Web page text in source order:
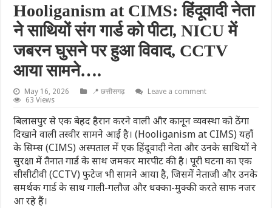
Hooliganism at CIMS: हिंदूवादी नेता
ने साथियों संग गार्ड को पीटा, NICU में
जबरन घुसने पर हुआ विवाद, CCTV
आया सामने….
May 16, 2026 📍 छत्तीसगढ़
Leave a comment
63 Views
बिलासपुर से एक बेहद हैरान करने वाली और कानून व्यवस्था को ठेंगा
दिखाने वाली तस्वीर सामने आई है। (Hooliganism at CIMS) यहाँ
के सिम्स (CIMS) अस्पताल में एक हिंदूवादी नेता और उनके साथियों ने
सुरक्षा में तैनात गार्ड के साथ जमकर मारपीट की है। पूरी घटना का एक
सीसीटीवी (CCTV) फुटेज भी सामने आया है, जिसमें नेताजी और उनके
समर्थक गार्ड के साथ गाली-गलौज और धक्का-मुक्की करते साफ नजर
आ रहे हैं।